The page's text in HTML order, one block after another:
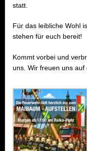
statt.
Für das leibliche Wohl
stehen für euch bereit!
Kommt vorbei und
uns. Wir freuen uns auf